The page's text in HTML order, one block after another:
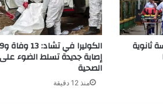
إصابة جديدة تسلط الضوء على
الصحية
منذ 12 دقيقة
ثانوية